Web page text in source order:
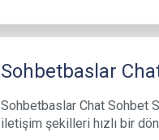
Sohbetbaslar
Sohbetbaslar Chat Sohbet
iletişim şekilleri hızlı bir